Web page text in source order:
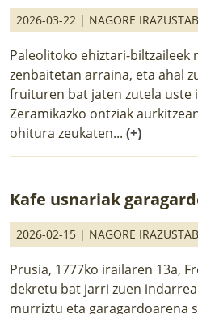
2026-03-22 | NAGORE
Paleolitoko ehiztari-biltzaileek
zenbaitetan arraina, eta ahal
fruituren bat jaten zutela uste
Zeramikazko ontziak
ohitura zeukaten... (+)
Kafe usnariak
2026-02-15 | NAGORE
Prusia, 1777ko irailaren 13a,
dekretu bat jarri zuen
murriztu eta garagardoarena